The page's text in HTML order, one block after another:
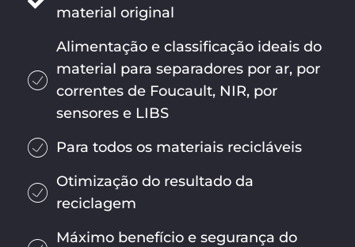
material original
Alimentação e classificação ideais do
material para separadores por ar, por
correntes de Foucault, NIR, por
sensores e LIBS
Para todos os materiais recicláveis
Otimização do resultado da
reciclagem
Máximo benefício e segurança do